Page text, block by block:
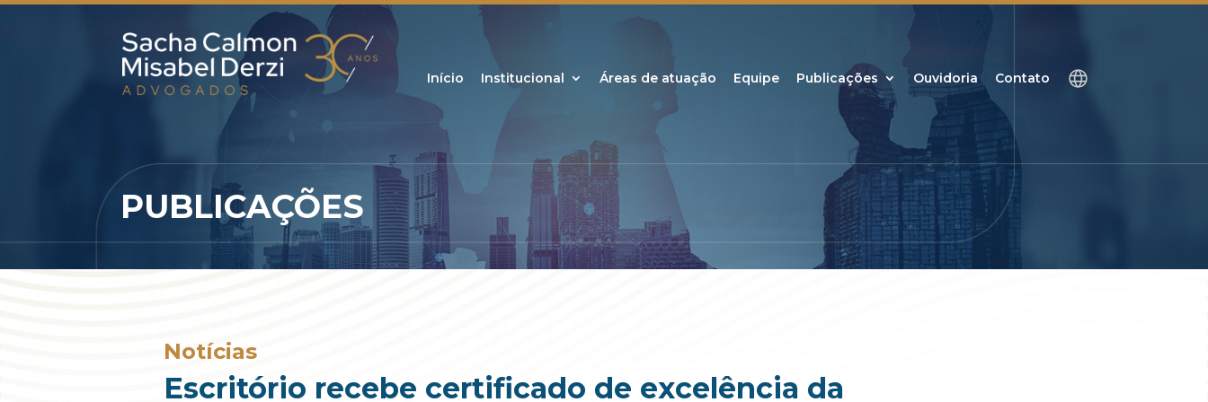
Início Institucional Áreas de atuação Equipe Publicações Ouvidoria Contato
PUBLICAÇÕES
Notícias
Escritório recebe certificado de excelência da